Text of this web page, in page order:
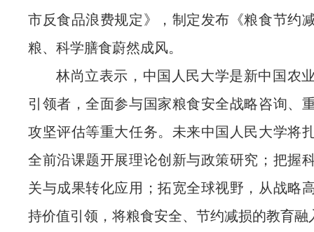
市反食品浪费规定》，制定发布《粮食节约
粮、科学膳食蔚然成风。
林尚立表示，中国人民大学是新中国农
引领者，全面参与国家粮食安全战略咨询、
攻坚评估等重大任务。未来中国人民大学将
全前沿课题开展理论创新与政策研究；把握
关与成果转化应用；拓宽全球视野，从战略
持价值引领，将粮食安全、节约减损的教育